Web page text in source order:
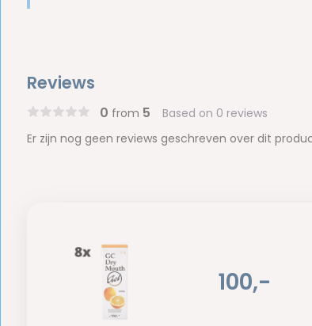
Reviews
0 from 5 Based on 0 reviews
Er zijn nog geen reviews geschreven over dit
100,-